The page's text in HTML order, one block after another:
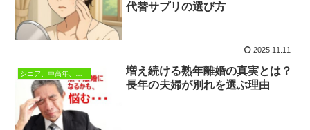
代替サプリの選び方
2025.11.11
増え続ける熟年離婚の真実とは？
長年の夫婦が別れを選ぶ理由